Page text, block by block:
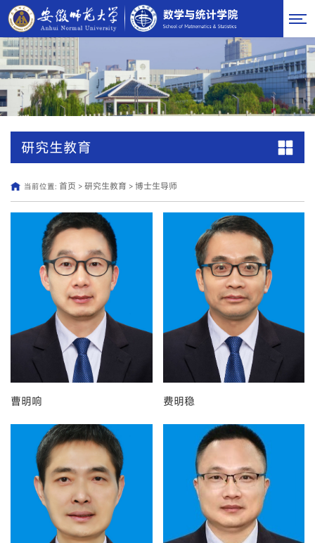
研究生教育
当前位置: 首页 > 研究生教育 > 博士生导师
曹明响 费明稳